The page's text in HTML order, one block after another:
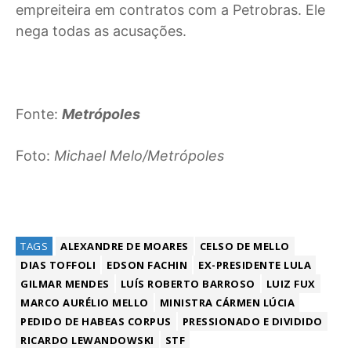
empreiteira em contratos com a Petrobras. Ele
nega todas as acusações.
Fonte: Metrópoles
Foto: Michael Melo/Metrópoles
TAGS ALEXANDRE DE MOARES
CELSO DE MELLO
DIAS TOFFOLI
EDSON FACHIN
EX-PRESIDENTE LULA
GILMAR MENDES
LUÍS ROBERTO BARROSO
LUIZ FUX
MARCO AURÉLIO MELLO
MINISTRA CÁRMEN LÚCIA
PEDIDO DE HABEAS CORPUS
PRESSIONADO E DIVIDIDO
RICARDO LEWANDOWSKI
STF